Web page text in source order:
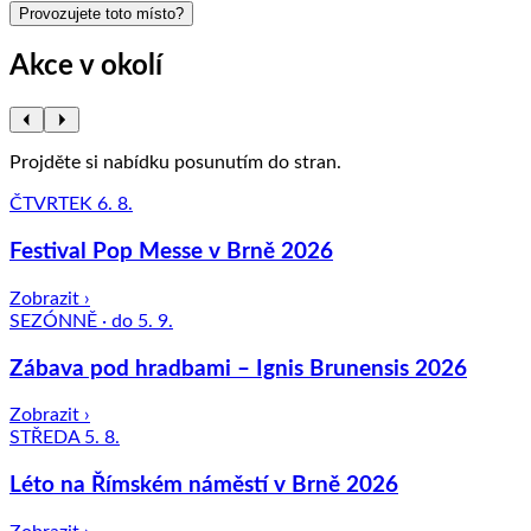
Provozujete toto místo?
Akce v okolí
Projděte si nabídku posunutím do stran.
ČTVRTEK 6. 8.
Festival Pop Messe v Brně 2026
Zobrazit ›
SEZÓNNĚ · do 5. 9.
Zábava pod hradbami – Ignis Brunensis 2026
Zobrazit ›
STŘEDA 5. 8.
Léto na Římském náměstí v Brně 2026